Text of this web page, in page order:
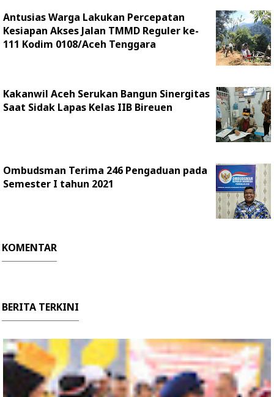
Antusias Warga Lakukan Percepatan
Kesiapan Akses Jalan TMMD Reguler ke-
111 Kodim 0108/Aceh Tenggara
Kakanwil Aceh Serukan Bangun Sinergitas
Saat Sidak Lapas Kelas IIB Bireuen
Ombudsman Terima 246 Pengaduan pada
Semester I tahun 2021
KOMENTAR
BERITA TERKINI